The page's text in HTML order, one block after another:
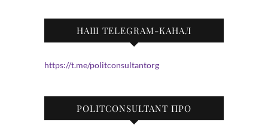
НАШ TELEGRAM-КАНАЛ
https://t.me/politconsultantorg
POLITCONSULTANT ПРО